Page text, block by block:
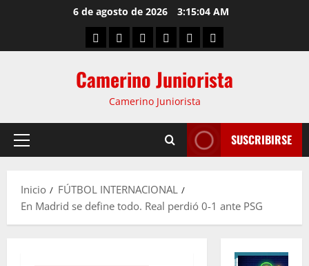
6 de agosto de 2026 3:15:05 AM
Camerino Juniorista
Camerino Juniorista
SUSCRIBIRSE
Inicio
FÚTBOL INTERNACIONAL
En Madrid se define todo. Real perdió 0-1 ante PSG